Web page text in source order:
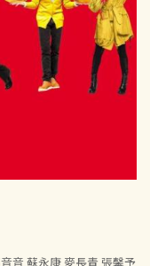
音 蘇永康 麥長青 張馨予